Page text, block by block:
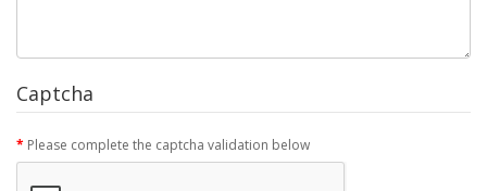
Captcha
Please complete the captcha validation below